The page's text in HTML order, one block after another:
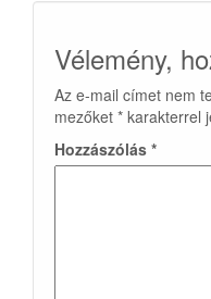
Vélemény,
Az e-mail címet nem
mezőket * karakterrel
Hozzászólás *